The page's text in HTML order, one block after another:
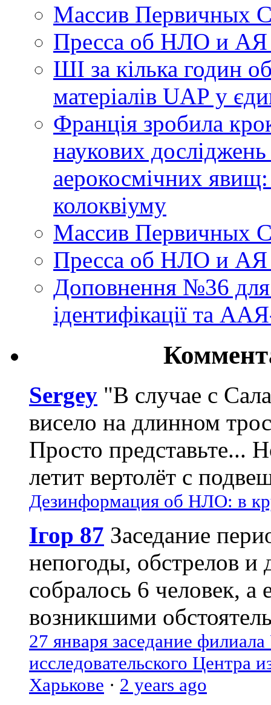
Массив Первичных
Пресса об НЛО и
ШІ за кілька годин
матеріалів UAP у
Франція зробила
наукових
аерокосмічних
колоквіуму
Массив Первичных
Пресса об НЛО и
Доповнення №36
ідентифікації та
Sergey "В случае с
висело на длинном
Просто представьте...
летит вертолёт с
Дезинформация об НЛО: в
Ігор 87 Заседание
непогоды, обстрелов и
собралось 6 человек, а
возникшими
27 января заседание
исследовательского Центра
Харькове · 2 years ago